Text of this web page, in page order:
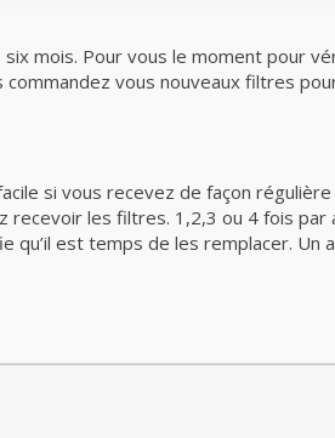
mois. Pour vous le moment pour
vous nouveaux filtres
si vous recevez de façon
les filtres. 1,2,3 ou 4 fois
qu’il est temps de les remplacer. Un